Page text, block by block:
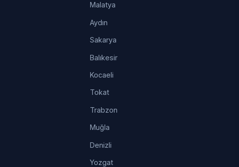
Malatya
Aydın
Sakarya
Balıkesir
Kocaeli
Tokat
Trabzon
Muğla
Denizli
Yozgat